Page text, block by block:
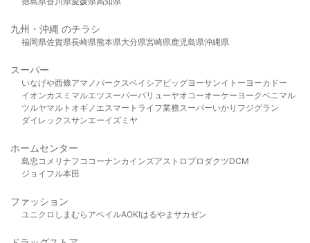
九州・沖縄 のチラシ
福岡県佐賀県長崎県熊本県大分県宮崎県鹿児島県沖縄県
スーパー
いなげや西條アマノパークスベイシア ビッグヨーサンイトーヨーカドー
イオンカスミ マルエツスーパーバリューヤオコーオーケー ヨークベニマル
ツルヤマルト オギノ エスマート ライフ業務スーパーいかり フジグラン
ダイレックスサンエーイズミヤ
ホームセンター
島忠 コメリ ナフコ コーナンカインズアストロプロダクツDCM
ジョイフル本田
ファッション
ユニクロ しまむら アベイルAOKIはるやま サカゼン